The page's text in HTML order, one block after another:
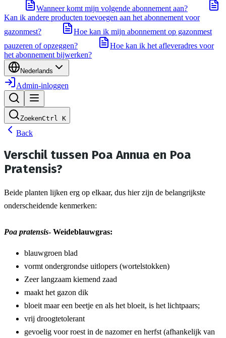
Wanneer komt mijn volgende abonnement aan?
Kan ik andere producten toevoegen aan het abonnement voor
gazonmest?
Hoe kan ik mijn abonnement op gazonmest
pauzeren of opzeggen?
Hoe kan ik het afleveradres voor
het abonnement bijwerken?
Nederlands
Admin-inloggen
ZoekenCtrl K
Back
Verschil tussen Poa Annua en Poa
Pratensis?
Beide planten lijken erg op elkaar, dus hier zijn de belangrijkste
onderscheidende kenmerken:
Poa pratensis- Weideblauwgras:
blauwgroen blad
vormt ondergrondse uitlopers (wortelstokken)
Zeer langzaam kiemend zaad
maakt het gazon dik
bloeit maar een beetje en als het bloeit, is het lichtpaars;
vrij droogtetolerant
gevoelig voor roest in de nazomer en herfst (afhankelijk van